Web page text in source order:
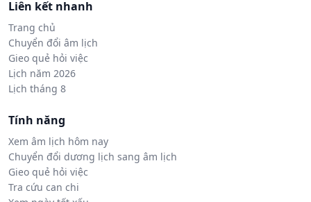
Liên kết nhanh
Trang chủ
Chuyển đổi âm lịch
Gieo quẻ hỏi việc
Lịch năm 2026
Lịch tháng 8
Tính năng
Xem âm lịch hôm nay
Chuyển đổi dương lịch sang âm lịch
Gieo quẻ hỏi việc
Tra cứu can chi